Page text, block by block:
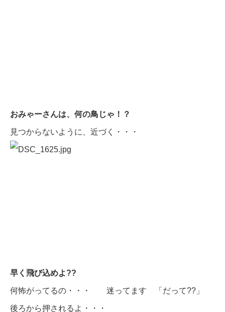
おみゃーさんは、何の鳥じゃ！？
見つからないように、近づく・・・
早く飛び込めよ??
何怖がってるの・・・ 迷ってます 「だって??」
後ろから押されるよ・・・